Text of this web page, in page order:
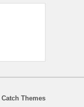
Catch Themes